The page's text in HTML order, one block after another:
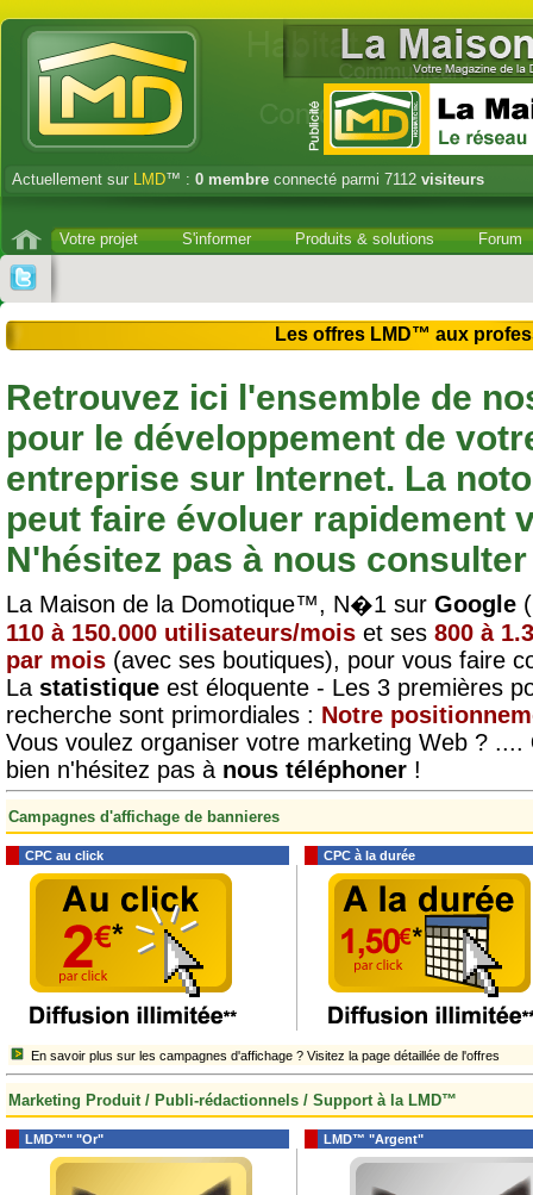
Actuellement sur LMD™ : 0 membre connecté parmi 7112 visiteurs
Votre projet S'informer Produits & solutions Forum
Les offres LMD™ aux
Retrouvez ici l'ensemble de
pour le développement de
entreprise sur Internet. La
peut faire évoluer rapidement
N'hésitez pas à nous consulter
La Maison de la Domotique™, N�1 sur Google
110 à 150.000 utilisateurs/mois et ses 800 à
par mois (avec ses boutiques), pour vous faire
La statistique est éloquente - Les 3 premières
recherche sont primordiales : Notre
Vous voulez organiser votre marketing Web ? ....
bien n'hésitez pas à nous téléphoner !
Campagnes d'affichage de bannieres
CPC au click CPC à la durée
En savoir plus sur les campagnes d'affichage ? Visitez la page détaillée de l'offres
Marketing Produit / Publi-rédactionnels / Support à la LMD™
LMD™" "Or" LMD™ "Argent"